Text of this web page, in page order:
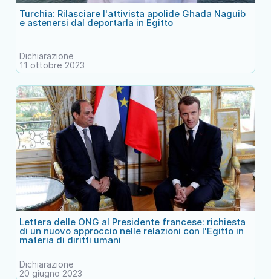
Turchia: Rilasciare l'attivista apolide Ghada Naguib
e astenersi dal deportarla in Egitto
Dichiarazione
11 ottobre 2023
Lettera delle ONG al Presidente francese: richiesta
di un nuovo approccio nelle relazioni con l'Egitto in
materia di diritti umani
Dichiarazione
20 giugno 2023